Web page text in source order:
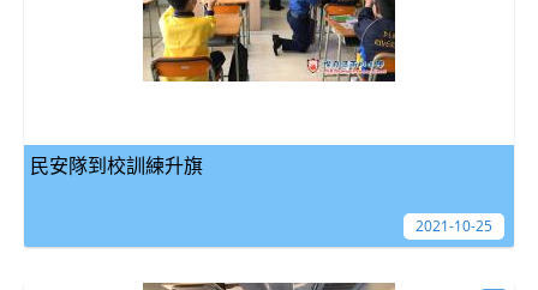
民安隊到校訓練升旗
2021-10-25